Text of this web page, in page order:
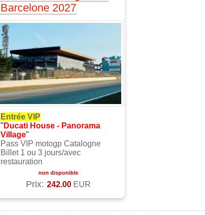
Barcelone 2027
Entrée VIP
" Ducati House - Panorama
Village"
Pass VIP motogp Catalogne
Billet 1 ou 3 jours/avec
restauration
non disponible
Prix: 242.00 EUR